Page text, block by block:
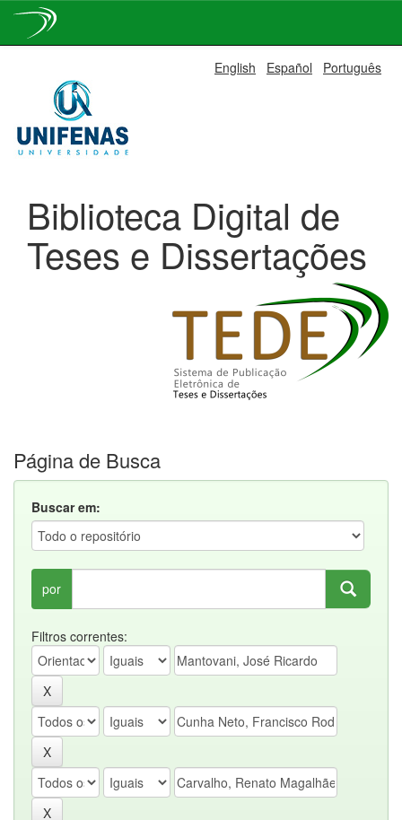
navigation
English Español Português
Biblioteca Digital de
Teses e Dissertações
Página de Busca
Buscar em:
por
Filtros correntes: